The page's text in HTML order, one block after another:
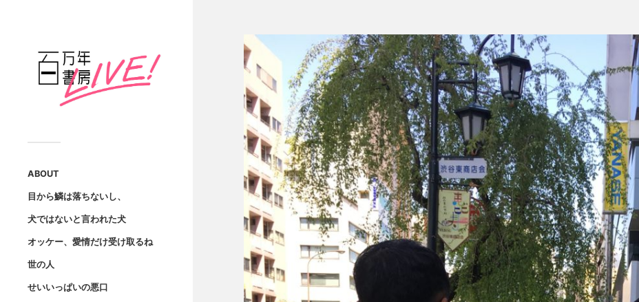
ABOUT
目から鱗は落ちないし、
犬ではないと言われた犬
オッケー、愛情だけ受け取るね
世の人
せいいっぱいの悪口